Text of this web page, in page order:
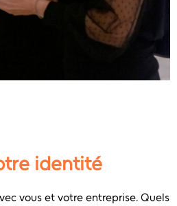
identité
vous et votre entreprise. Quels